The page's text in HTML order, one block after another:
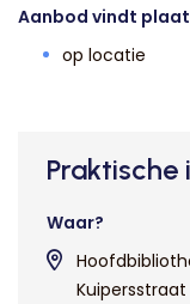
Aanbod vindt
op locatie
Praktische
Waar?
Kuipersstraat